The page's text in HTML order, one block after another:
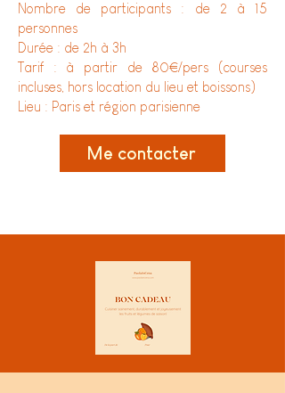
Nombre de participants : de 2 à 15
personnes
Durée : de 2h à 3h
Tarif : à partir de 80€/pers (courses
incluses, hors location du lieu et boissons)
Lieu : Paris et région parisienne
Me contacter